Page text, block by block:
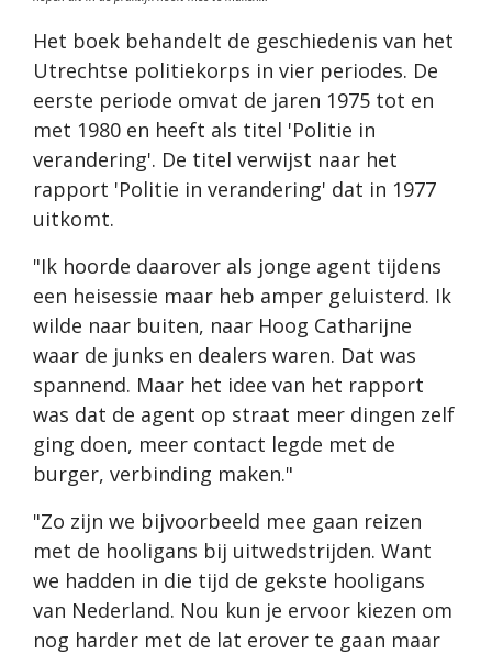
Het boek behandelt de geschiedenis van het
Utrechtse politiekorps in vier periodes. De
eerste periode omvat de jaren 1975 tot en
met 1980 en heeft als titel 'Politie in
verandering'. De titel verwijst naar het
rapport 'Politie in verandering' dat in 1977
uitkomt.
"Ik hoorde daarover als jonge agent tijdens
een heisessie maar heb amper geluisterd. Ik
wilde naar buiten, naar Hoog Catharijne
waar de junks en dealers waren. Dat was
spannend. Maar het idee van het rapport
was dat de agent op straat meer dingen zelf
ging doen, meer contact legde met de
burger, verbinding maken."
"Zo zijn we bijvoorbeeld mee gaan reizen
met de hooligans bij uitwedstrijden. Want
we hadden in die tijd de gekste hooligans
van Nederland. Nou kun je ervoor kiezen om
nog harder met de lat erover te gaan maar